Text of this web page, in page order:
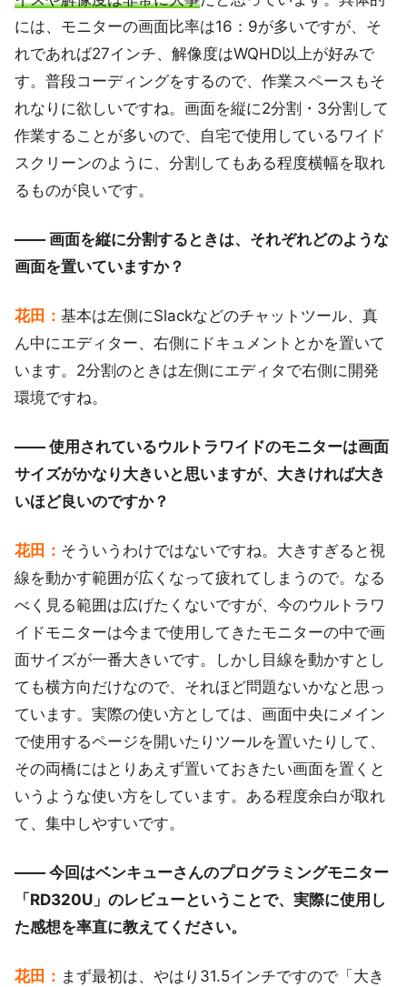
には、モニターの画面比率は16：9が多いですが、そ
れであれば27インチ、解像度はWQHD以上が好みで
す。普段コーディングをするので、作業スペースもそ
れなりに欲しいですね。画面を縦に2分割・3分割して
作業することが多いので、自宅で使用しているワイド
スクリーンのように、分割してもある程度横幅を取れ
るものが良いです。
―― 画面を縦に分割するときは、それぞれどのような
画面を置いていますか？
花田： 基本は左側にSlackなどのチャットツール、真
ん中にエディター、右側にドキュメントとかを置いて
います。2分割のときは左側にエディタで右側に開発
環境ですね。
―― 使用されているウルトラワイドのモニターは画面
サイズがかなり大きいと思いますが、大きければ大き
いほど良いのですか？
花田： そういうわけではないですね。大きすぎると視
線を動かす範囲が広くなって疲れてしまうので。なる
べく見る範囲は広げたくないですが、今のウルトラワ
イドモニターは今まで使用してきたモニターの中で画
面サイズが一番大きいです。しかし目線を動かすとし
ても横方向だけなので、それほど問題ないかなと思っ
ています。実際の使い方としては、画面中央にメイン
で使用するページを開いたりツールを置いたりして、
その両橋にはとりあえず置いておきたい画面を置くと
いうような使い方をしています。ある程度余白が取れ
て、集中しやすいです。
―― 今回はベンキューさんのプログラミングモニター
「RD320U」のレビューということで、実際に使用し
た感想を率直に教えてください。
花田： まず最初は、やはり31.5インチですので「大き